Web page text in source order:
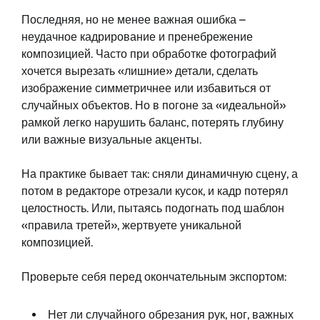
Последняя, но не менее важная ошибка –
неудачное кадрирование и пренебрежение
композицией. Часто при обработке фотографий
хочется вырезать «лишние» детали, сделать
изображение симметричнее или избавиться от
случайных объектов. Но в погоне за «идеальной»
рамкой легко нарушить баланс, потерять глубину
или важные визуальные акценты.
На практике бывает так: сняли динамичную сцену, а
потом в редакторе отрезали кусок, и кадр потерял
целостность. Или, пытаясь подогнать под шаблон
«правила третей», жертвуете уникальной
композицией.
Проверьте себя перед окончательным экспортом:
Нет ли случайного обрезания рук, ног, важных